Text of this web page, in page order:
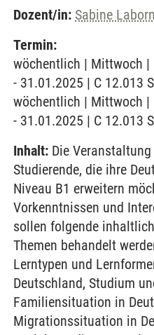
Dozent/in: Sabine Laborn
Termin:
wöchentlich | Mittwoch |
- 31.01.2025 | C 12.013
wöchentlich | Mittwoch |
- 31.01.2025 | C 12.013
Inhalt: Die
Studierende, die ihre
Niveau B1 erweitern
Vorkenntnissen und
sollen folgende
Themen behandelt
Lerntypen und
Deutschland, Studium
Familiensituation in
Migrationssituation in